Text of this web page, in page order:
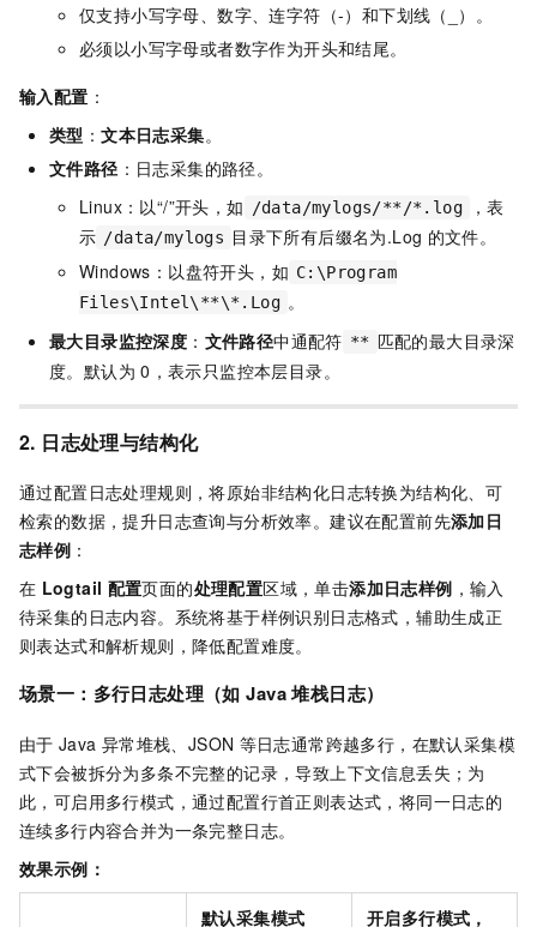
仅支持小写字母、数字、连字符（-）和下划线（_）。
必须以小写字母或者数字作为开头和结尾。
输入配置 ：
类型 ：文本日志采集。
文件路径 ：日志采集的路径。
Linux：以“/”开头，如
/data/mylogs/**/*.log
，表
示 /data/mylogs 目录下所有后缀名为.Log 的文件。
Windows：以盘符开头，如 C:\Program
Files\Intel\**\*.Log 。
最大目录监控深度 ： 文件路径中通配符 ** 匹配的最大目录深
度。默认为 0，表示只监控本层目录。
2. 日志处理与结构化
通过配置日志处理规则，将原始非结构化日志转换为结构化、可
检索的数据，提升日志查询与分析效率。建议在配置前先添加日
志样例 ：
在 Logtail 配置页面的处理配置区域，单击添加日志样例 ，输入
待采集的日志内容。系统将基于样例识别日志格式，辅助生成正
则表达式和解析规则，降低配置难度。
场景一：多行日志处理（如 Java 堆栈日志）
由于 Java 异常堆栈、JSON 等日志通常跨越多行，在默认采集模
式下会被拆分为多条不完整的记录，导致上下文信息丢失；为
此，可启用多行模式，通过配置行首正则表达式，将同一日志的
连续多行内容合并为一条完整日志。
效果示例：
默认采集模式
开启多行模式，